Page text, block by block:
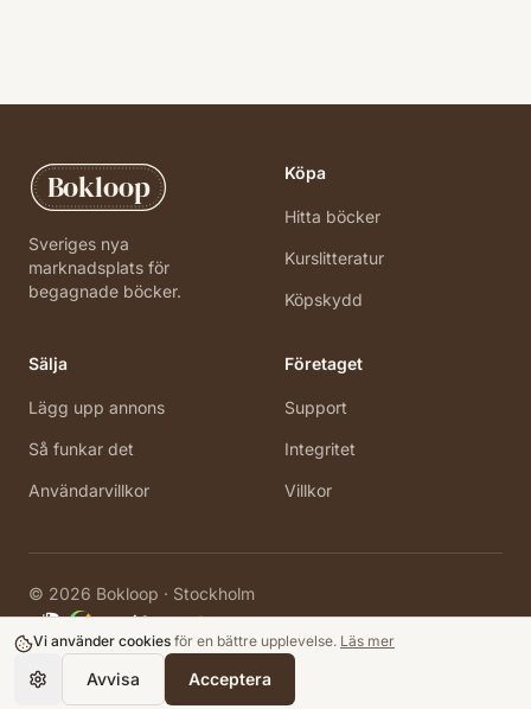
Bokloop
Sveriges nya
marknadsplats för
begagnade böcker.
Köpa
Hitta böcker
Kurslitteratur
Köpskydd
Sälja
Lägg upp annons
Så funkar det
Användarvillkor
Företaget
Support
Integritet
Villkor
© 2026 Bokloop · Stockholm
Vi använder cookies för en bättre upplevelse. Läs mer
Avvisa Acceptera